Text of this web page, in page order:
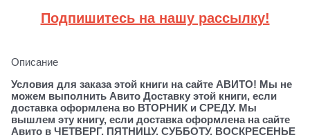
Подпишитесь на нашу рассылку!
Описание
Условия для заказа этой книги на сайте АВИТО! Мы не
можем выполнить Авито Доставку этой книги, если
доставка оформлена во ВТОРНИК и СРЕДУ. Мы
вышлем эту книгу, если доставка оформлена на сайте
Авито в ЧЕТВЕРГ, ПЯТНИЦУ, СУББОТУ, ВОСКРЕСЕНЬЕ